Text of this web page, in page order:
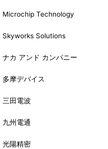
Microchip Technology
Skyworks Solutions
ナカ アンド カンパニー
多摩デバイス
三田電波
九州電通
光陽精密